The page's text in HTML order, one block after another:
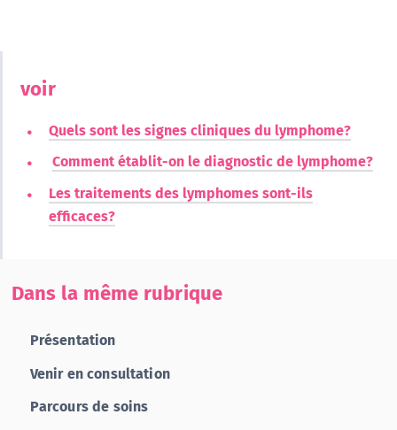
voir
Quels sont les signes cliniques du lymphome?
Comment établit-on le diagnostic de lymphome?
Les traitements des lymphomes sont-ils
efficaces?
Dans la même rubrique
Présentation
Venir en consultation
Parcours de soins